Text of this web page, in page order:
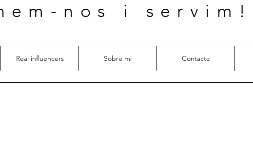
nos i servim!
Real influencers Sobre mi Contacte